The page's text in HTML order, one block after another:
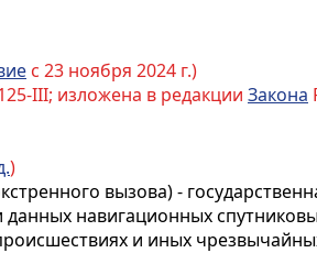
с 23 ноября 2024 г.)
III; изложена в редакции Закона
)
вызова) -
навигационных
и иных